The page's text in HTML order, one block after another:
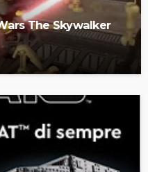
The Skywalker